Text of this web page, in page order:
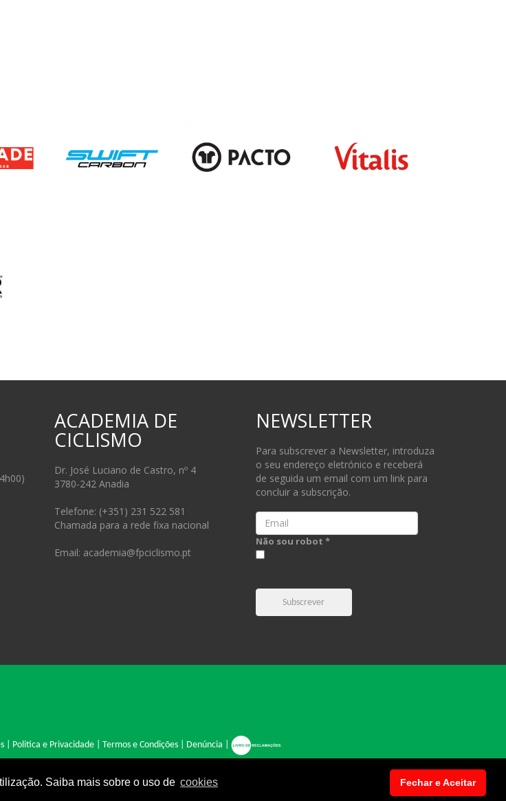
Saiba mais sobre o uso de cookies Fechar e Aceitar
ACADEMIA DE
CICLISMO
Dr. José Luciano de Castro, nº 4
3780-242 Anadia
Telefone: (+351) 231 522 581
Chamada para a rede fixa nacional
Email: academia@fpciclismo.pt
NEWSLETTER
Para subscrever a Newsletter, introduza
o seu endereço eletrónico e receberá
de seguida um email com um link para
concluir a subscrição.
Email
Não sou robot *
Subscrever
| Politica e Privacidade| Termos e Condições| Denúncia
- Desenvolvimento de Sites Profissionais.